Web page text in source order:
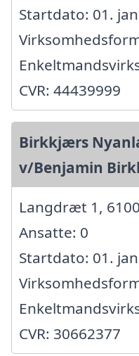
Startdato: 01.
CVR: 44439999
Birkkjærs
v/Benjamin
Langdræt 1,
Ansatte: 0
Startdato: 01.
CVR: 30662377